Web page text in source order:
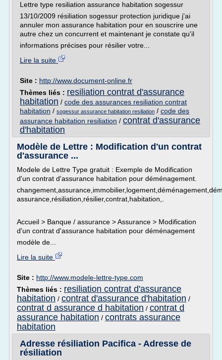
Lettre type resiliation assurance habitation sogessur
13/10/2009 résiliation sogessur protection juridique j'ai
annuler mon assurance habitation pour en souscrire une
autre chez un concurrent et maintenant je constate qu'il
informations précises pour résilier votre...
Lire la suite
Site : http://www.document-online.fr
Thèmes liés : resiliation contrat d'assurance
habitation / code des assurances resiliation contrat
habitation / sogessur assurance habitation resiliation / code des
assurance habitation resiliation / contrat d'assurance
d'habitation
Modèle de Lettre : Modification d'un contrat
d'assurance ...
Modele de Lettre Type gratuit : Exemple de Modification
d'un contrat d'assurance habitation pour déménagement.
assurance,résiliation,résilier,contrat,habitation,.
Accueil > Banque / assurance > Assurance > Modification
d'un contrat d'assurance habitation pour déménagement
modèle de...
Lire la suite
Site : http://www.modele-lettre-type.com
Thèmes liés : resiliation contrat d'assurance
habitation / contrat d'assurance d'habitation /
contrat d assurance d habitation / contrat d
assurance habitation / contrats assurance
habitation
Adresse résiliation Pacifica - Adresse de
résiliation